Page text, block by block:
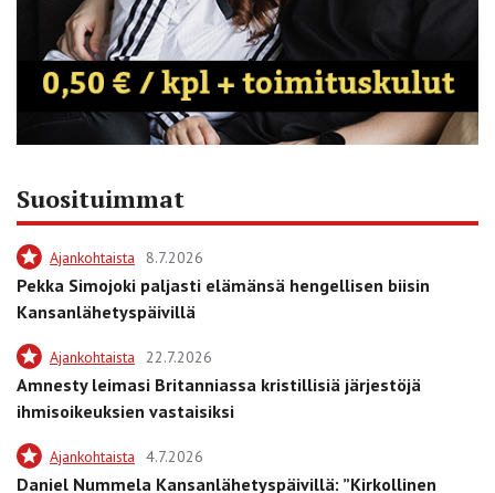
Suosituimmat
Ajankohtaista 8.7.2026
Pekka Simojoki paljasti elämänsä hengellisen biisin
Kansanlähetyspäivillä
Ajankohtaista 22.7.2026
Amnesty leimasi Britanniassa kristillisiä järjestöjä
ihmisoikeuksien vastaisiksi
Ajankohtaista 4.7.2026
Daniel Nummela Kansanlähetyspäivillä: ”Kirkollinen